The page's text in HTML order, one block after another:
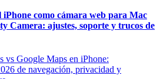
iPhone como cámara web para Mac
Camera: ajustes, soporte y trucos de